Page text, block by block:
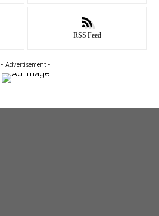
RSS Feed
- Advertisement -